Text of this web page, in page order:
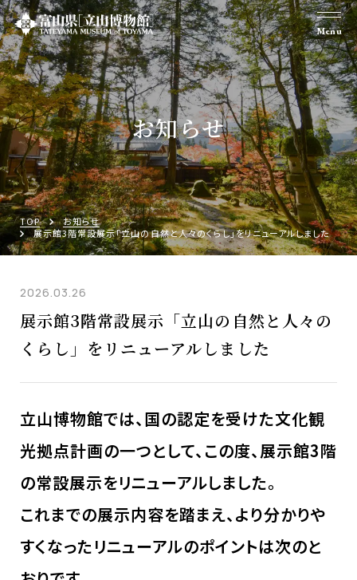
Menu
お知らせ
TOP
お知らせ
展示館3階常設展示「立山の自然と人々のくらし」をリニューアルしました
2026.03.26
展示館3階常設展示「立山の自然と人々の
くらし」をリニューアルしました
立山博物館では、国の認定を受けた文化観
光拠点計画の一つとして、この度、展示館3階
の常設展示をリニューアルしました。
これまでの展示内容を踏まえ、より分かりや
すくなったリニューアルのポイントは次のと